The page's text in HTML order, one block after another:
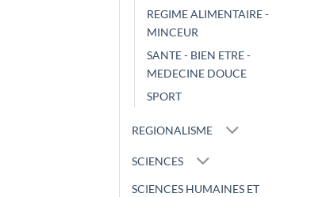
REGIME ALIMENTAIRE -
MINCEUR
SANTE - BIEN ETRE -
MEDECINE DOUCE
SPORT
REGIONALISME
SCIENCES
SCIENCES HUMAINES ET